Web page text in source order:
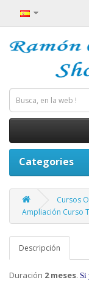
Categories
Cursos
Ampliación Curso
Descripción
Duración 2 meses. Si